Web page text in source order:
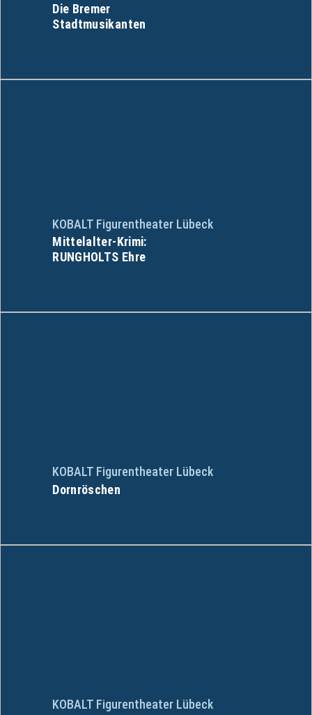
Die Bremer
Stadtmusikanten
KOBALT Figurentheater Lübeck
Mittelalter-Krimi:
RUNGHOLTS Ehre
KOBALT Figurentheater Lübeck
Dornröschen
KOBALT Figurentheater Lübeck